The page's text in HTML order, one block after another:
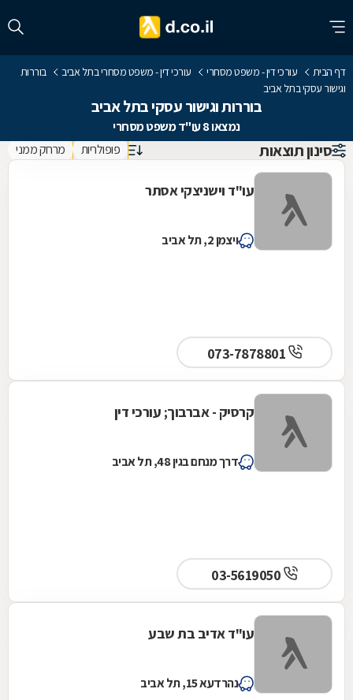
דף הבית עורכי דין - משפט מסחרי עורכי דין - משפט מסחרי בתל אביב
בוררות
וגישור עסקי בתל אביב
בוררות וגישור עסקי בתל אביב
נמצאו 8 עו"ד משפט מסחרי
סינון תוצאות פופולריות מרחק ממני
עו"ד וישניצקי אסתר
ויצמן 2, תל אביב
קרסיק - אברבוך; עורכי דין
דרך מנחם בגין 48, תל אביב
עו"ד אדיב בת שבע
נהרדעא 15, תל אביב